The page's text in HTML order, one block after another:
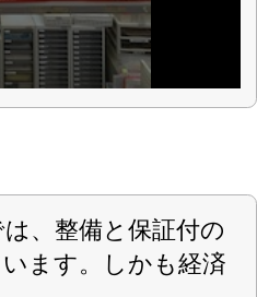
ットから仮
しました。
店
神田町21-21